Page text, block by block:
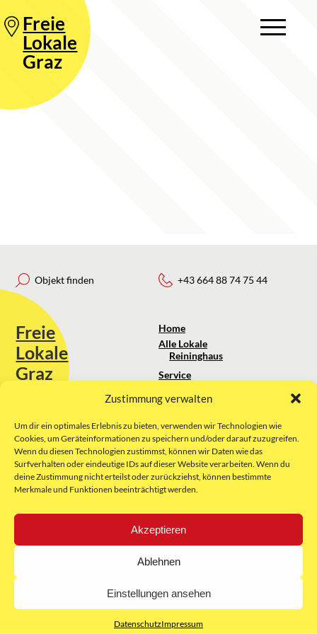
Zustimmung verwalten
Um dir ein optimales Erlebnis zu bieten, verwenden wir Technologien wie
Cookies, um Geräteinformationen zu speichern und/oder darauf zuzugreifen.
Wenn du diesen Technologien zustimmst, können wir Daten wie das
Surfverhalten oder eindeutige IDs auf dieser Website verarbeiten. Wenn du
deine Zustimmung nicht erteilst oder zurückziehst, können bestimmte
Merkmale und Funktionen beeinträchtigt werden.
Akzeptieren
Ablehnen
Einstellungen ansehen
DatenschutzImpressum
Freie
Lokale
Graz
Objekt finden
Freie
Lokale
Graz
Sie erreichen uns unter:
kontakt@freielokale-graz.at
Website by Rubikon Werbeagentur
GmbH
+43 664 88 74 75 44
Home
Alle Lokale
Reininghaus
Service
Über uns
Impressum
AGB
Datenschutz
E-Mail